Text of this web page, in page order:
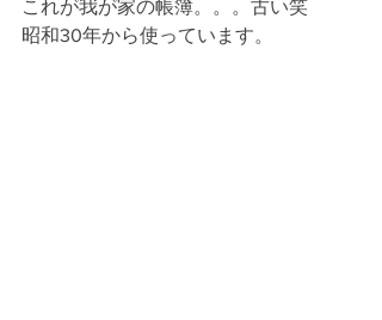
これが我が家の帳簿。。。古い笑
昭和30年から使っています。